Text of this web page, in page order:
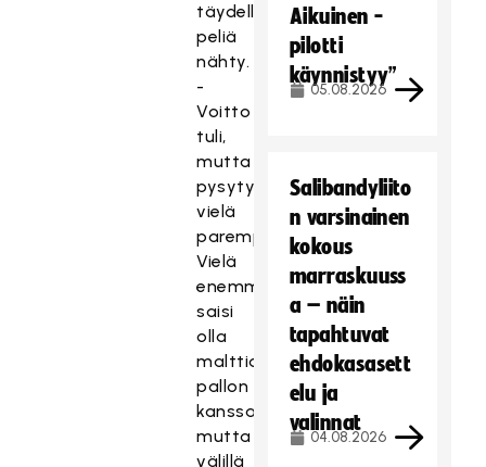
täydellistä
peliä
nähty.
-
Voitto
tuli,
mutta
pysytytään
vielä
parempaan.
Vielä
enemmän
saisi
olla
malttia
pallon
kanssa,
mutta
välillä
Aikuinen -
pilotti
käynnistyy”
05.08.2026
Salibandyliito
n varsinainen
kokous
marraskuuss
a – näin
tapahtuvat
ehdokasasett
elu ja
valinnat
04.08.2026